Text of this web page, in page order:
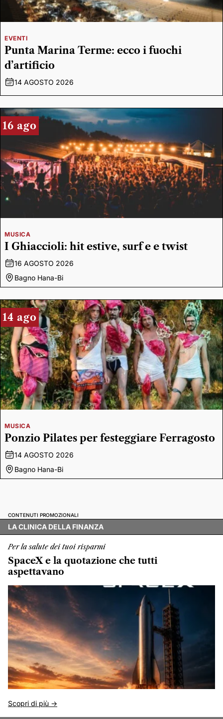
EVENTI
Punta Marina Terme: ecco i fuochi
d’artificio
14 AGOSTO 2026
16 ago
MUSICA
I Ghiaccioli: hit estive, surf e e twist
16 AGOSTO 2026
Bagno Hana-Bi
14 ago
MUSICA
Ponzio Pilates per festeggiare Ferragosto
14 AGOSTO 2026
Bagno Hana-Bi
CONTENUTI PROMOZIONALI
LA CLINICA DELLA FINANZA
Per la salute dei tuoi risparmi
SpaceX e la quotazione che tutti
aspettavano
Scopri di più ->